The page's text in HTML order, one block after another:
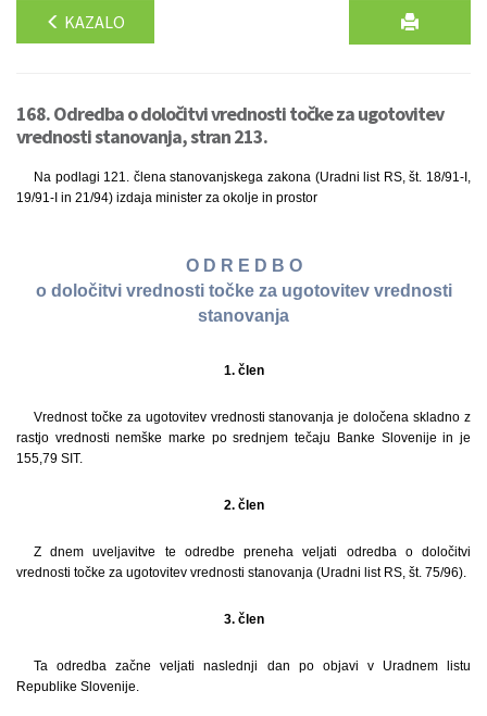
KAZALO
168. Odredba o določitvi vrednosti točke za ugotovitev
vrednosti stanovanja, stran 213.
Na podlagi 121. člena stanovanjskega zakona (Uradni list RS, št. 18/91-I,
19/91-I in 21/94) izdaja minister za okolje in prostor
O D R E D B O
o določitvi vrednosti točke za ugotovitev vrednosti
stanovanja
1. člen
Vrednost točke za ugotovitev vrednosti stanovanja je določena skladno z
rastjo vrednosti nemške marke po srednjem tečaju Banke Slovenije in je
155,79 SIT.
2. člen
Z dnem uveljavitve te odredbe preneha veljati odredba o določitvi
vrednosti točke za ugotovitev vrednosti stanovanja (Uradni list RS, št. 75/96).
3. člen
Ta odredba začne veljati naslednji dan po objavi v Uradnem listu
Republike Slovenije.